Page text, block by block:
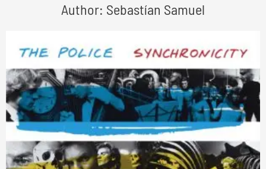
Author: Sebastían Samuel